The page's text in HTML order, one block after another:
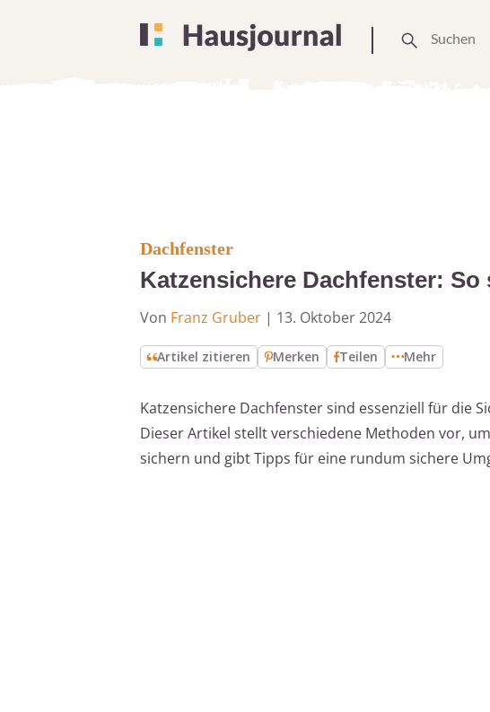
Dachfenster
Katzensichere Dachfenster: So
Von Franz Gruber | 13. Oktober 2024
Artikel zitieren Merken Teilen Mehr
Katzensichere Dachfenster sind essenziell für die
Dieser Artikel stellt verschiedene Methoden vor,
sichern und gibt Tipps für eine rundum sichere